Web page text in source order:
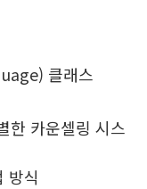
클래스
한 카운셀링 시스
방식